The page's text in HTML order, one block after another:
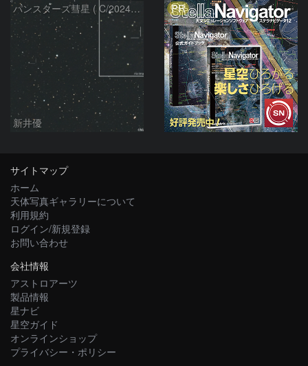
パンスターズ彗星 ( C/2024G4 )の予報位置：2026/06/23
新井優
PR
サイトマップ
ホーム
天体写真ギャラリーについて
利用規約
ログイン/新規登録
お問い合わせ
会社情報
アストロアーツ
製品情報
星ナビ
星空ガイド
オンラインショップ
プライバシー・ポリシー